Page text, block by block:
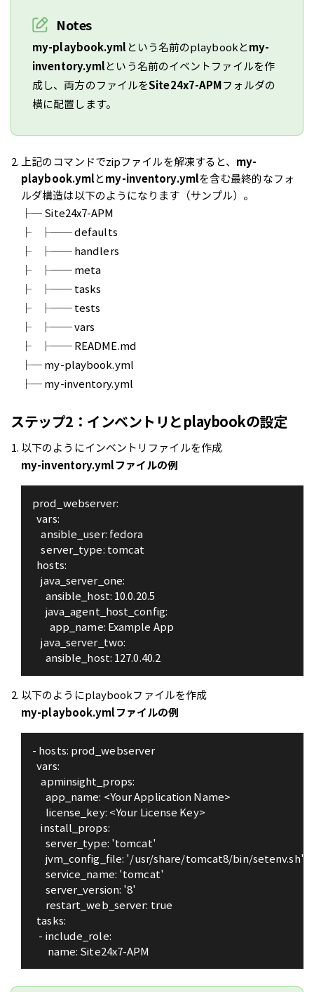
Notes
my-playbook.ymlという名前のplaybookとmy-
inventory.ymlという名前のイベントファイルを作
成し、両方のファイルをSite24x7-APMフォルダの
横に配置します。
上記のコマンドでzipファイルを解凍すると、 my-
playbook.ymlとmy-inventory.ymlを含む最終的なフォ
ルダ構造は以下のようになります（サンプル）。
├─ Site24x7-APM
├ ├── defaults
├ ├── handlers
├ ├── meta
├ ├── tasks
├ ├── tests
├ ├── vars
├ ├── README.md
├─ my-playbook.yml
├─ my-inventory.yml
ステップ2：インベントリとplaybookの設定
以下のようにインベントリファイルを作成
my-inventory.ymlファイルの例
prod_webserver:
vars:
ansible_user: fedora
server_type: tomcat
hosts:
java_server_one:
ansible_host: 10.0.20.5
java_agent_host_config:
app_name: Example App
java_server_two:
ansible_host: 127.0.40.2
以下のようにplaybookファイルを作成
my-playbook.ymlファイルの例
- hosts: prod_webserver
vars:
apminsight_props:
app_name: <Your Application Name>
license_key: <Your License Key>
install_props:
server_type: 'tomcat'
jvm_config_file: '/usr/share/tomcat8/bin/setenv.sh'
service_name: 'tomcat'
server_version: '8'
restart_web_server: true
tasks:
- include_role:
name: Site24x7-APM